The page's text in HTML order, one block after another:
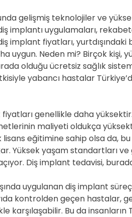
gelişmiş teknolojiler ve
implantı uygulamaları,
implant fiyatları,
uygun. Neden mi? Birçok kişi,
olduğu ücretsiz sağlık
yabancı hastalar
fiyatları genellikle daha
maliyeti oldukça
eğitimine sahip olsa da,
Yüksek yaşam standartları
Diş implant tedavisi,
uygulanan diş implant
kontrolden geçen hastalar,
karşılaşabilir. Bu da